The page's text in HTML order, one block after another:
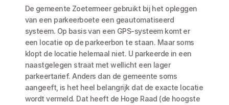
De gemeente Zoetermeer gebruikt bij het opleggen
van een parkeerboete een geautomatiseerd
systeem. Op basis van een GPS-systeem komt er
een locatie op de parkeerbon te staan. Maar soms
klopt de locatie helemaal niet. U parkeerde in een
naastgelegen straat met wellicht een lager
parkeertarief. Anders dan de gemeente soms
aangeeft, is het heel belangrijk dat de exacte locatie
wordt vermeld. Dat heeft de Hoge Raad (de hoogste